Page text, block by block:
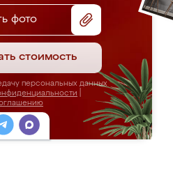
фото
стоимость
персональных данных